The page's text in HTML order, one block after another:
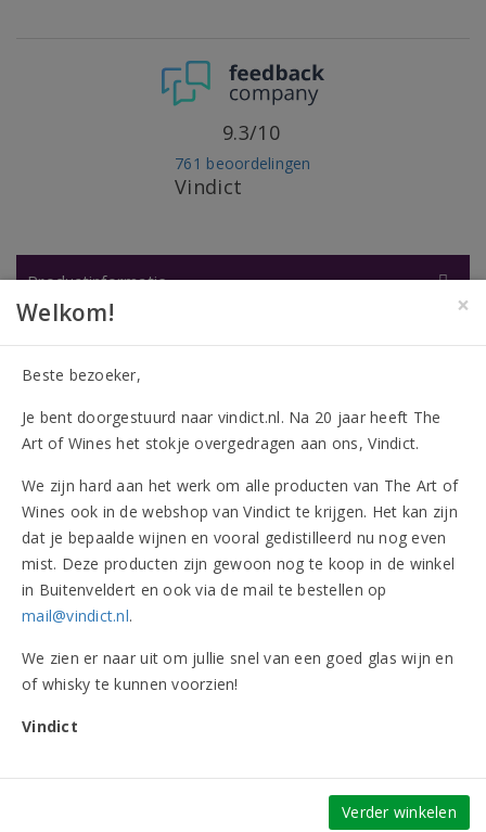
Vindict
761 beoordelingen
9.3/10
Productinformatie
Smaak
Land
Spanje
Herkomstgebied
Almansa
Oogstjaar
2021
Omverpakking
6 flessen
Flesinhoud
750 ml
Alcohol
14,50%
Druivenrassen
Onderscheidingen (6)
×
Welkom!
Beste bezoeker,
Je bent doorgestuurd naar vindict.nl. Na 20 jaar heeft The
Art of Wines het stokje overgedragen aan ons, Vindict.
We zijn hard aan het werk om alle producten van The Art of
Wines ook in de webshop van Vindict te krijgen. Het kan zijn
dat je bepaalde wijnen en vooral gedistilleerd nu nog even
mist. Deze producten zijn gewoon nog te koop in de winkel
in Buitenveldert en ook via de mail te bestellen op
mail@vindict.nl.
We zien er naar uit om jullie snel van een goed glas wijn en
of whisky te kunnen voorzien!
Vindict
Verder winkelen